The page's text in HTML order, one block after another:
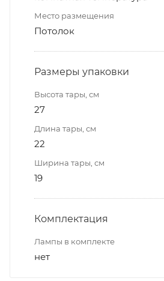
Место размещения
Потолок
Размеры упаковки
Высота тары, см
27
Длина тары, см
22
Ширина тары, см
19
Комплектация
Лампы в комплекте
нет